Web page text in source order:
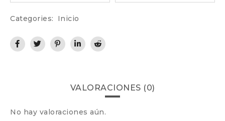
Categories: Inicio
VALORACIONES (0)
No hay valoraciones aún.